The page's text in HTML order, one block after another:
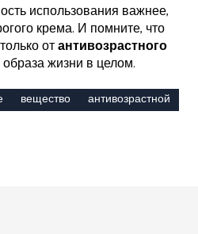
использования важнее,
крема. И помните, что
отантивозрастного
жизни в целом.
вещество антивозрастной